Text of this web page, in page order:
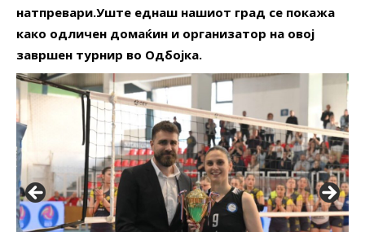
натпревари.Уште еднаш нашиот град се покажа
како одличен домаќин и организатор на овој
завршен турнир во Одбојка.